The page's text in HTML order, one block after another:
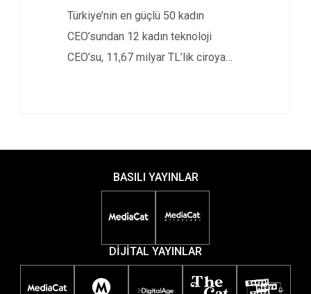
Türkiye’nin en güçlü 50 kadın
CEO’sundan 12 kadın teknoloji
CEO’su, 11,67 milyar TL’lik ciroya
BASILI YAYINLAR
DİJİTAL YAYINLAR